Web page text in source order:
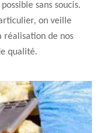
sans soucis.
on veille
réalisation de nos
qualité.